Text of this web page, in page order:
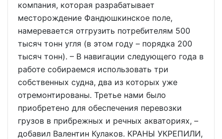
компания, которая разрабатывает
месторождение Фандюшкинское поле,
намеревается отгрузить потребителям 500
тысяч тонн угля (в этом году – порядка 200
тысяч тонн). – В навигации следующего года в
работе собираемся использовать три
собственных судна, два из которых уже
отремонтированы. Третье нами было
приобретено для обеспечения перевозки
грузов в прибрежных и речных акваториях, –
добавил Валентин Кулаков. КРАНЫ УКРЕПИЛИ,